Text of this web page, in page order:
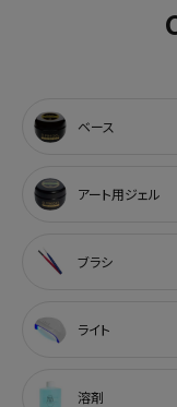
ベース
アート用ジェル
ブラシ
ライト
溶剤